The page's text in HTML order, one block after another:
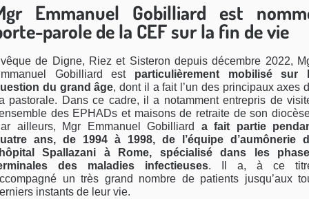
Emmanuel Gobilliard est
parole de la CEF sur la fin de vie
de Digne, Riez et Sisteron depuis décembre 2022,
Gobilliard est particulièrement mobilisé sur
du grand âge, dont il a fait l’un des principaux axes
pastorale. Dans ce cadre, il a notamment entrepris de
des EPHADs et maisons de retraite de son
ailleurs, Mgr Emmanuel Gobilliard a fait partie
ans, de 1994 à 1998, de l’équipe d’aumônerie
Spallazani à Rome, spécialisé dans les
des maladies infectieuses. Il a, à ce
un très grand nombre de patients jusqu’aux
instants de leur vie.